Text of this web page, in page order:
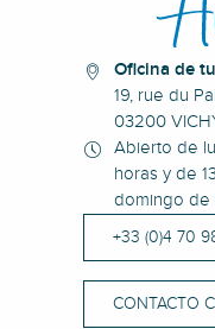
Oficina de
19, rue du
03200
Abierto de
horas y de
domingo de
+33 (0)4 70
CONTACTO